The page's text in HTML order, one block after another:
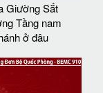
Giường Sắt
Tầng nam
ở đâu